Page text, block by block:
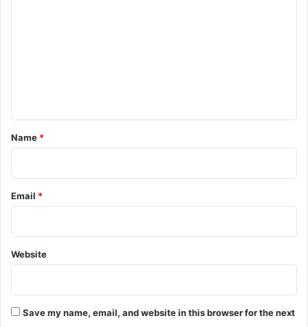
*
Name *
Email *
Website
Save my name, email, and website in this browser for the next